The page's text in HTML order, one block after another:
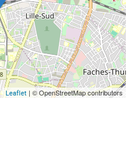
Leaflet | © OpenStreetMap contributors